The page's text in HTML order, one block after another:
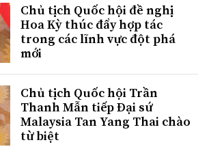
Chủ tịch Quốc hội đề nghị
Hoa Kỳ thúc đẩy hợp tác
trong các lĩnh vực đột phá
mới
Chủ tịch Quốc hội Trần
Thanh Mẫn tiếp Đại sứ
Malaysia Tan Yang Thai chào
từ biệt